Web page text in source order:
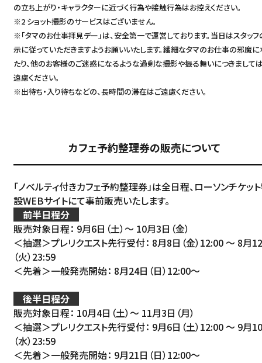
の立ち上がり・キャラクターに近づく行為や接触行為はお控えください。
※2 ショット撮影のサービスはございません。
※「タマのお仕事拝見デー」は、安全第一で運営しております。当日はスタッ
示に従っていただきますようお願いいたします。繊細なタマのお仕事の邪魔に
たり、他のお客様のご迷惑になるような過剰な撮影や振る舞いにつきまして
遠慮ください。
※出待ち・入り待ちなどの、長時間の滞在はご遠慮ください。
カフェ予約整理券の販売について
「ノベルティ付きカフェ予約整理券」は全日程、ローソンチケッ
設WEBサイトにて事前販売いたします。
前半日程分
販売対象日程： 9月6日（土）～ 10月3日（金）
＜抽選＞プレリクエスト先行受付： 8月8日（金）12:00 ～ 8月
（火）23:59
＜先着＞一般発売開始： 8月24日（日）12:00～
後半日程分
販売対象日程： 10月4日（土）～ 11月3日（月）
＜抽選＞プレリクエスト先行受付： 9月6日（土）12:00 ～ 9月
（水）23:59
＜先着＞一般発売開始： 9月21日（日）12:00～